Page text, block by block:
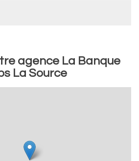
agence La Banque
La Source